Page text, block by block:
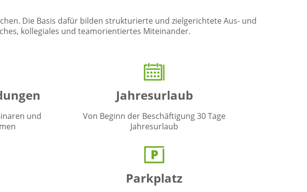
Die Basis dafür bilden strukturierte und zielgerichtete Aus- und
kollegiales und teamorientiertes Miteinander.
und
Jahresurlaub
Von Beginn der Beschäftigung 30 Tage
Jahresurlaub
Parkplatz